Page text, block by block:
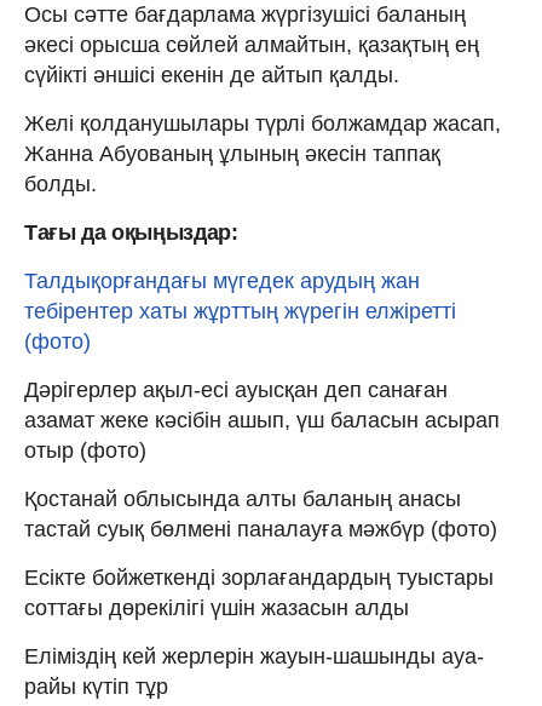
Осы сәтте бағдарлама жүргізушісі баланың
әкесі орысша сөйлей алмайтын, қазақтың ең
сүйікті әншісі екенін де айтып қалды.
Желі қолданушылары түрлі болжамдар жасап,
Жанна Абуованың ұлының әкесін таппақ
болды.
Тағы да оқыңыздар:
Талдықорғандағы мүгедек арудың жан
тебірентер хаты жұрттың жүрегін елжіретті
(фото)
Дәрігерлер ақыл-есі ауысқан деп санаған
азамат жеке кәсібін ашып, үш баласын асырап
отыр (фото)
Қостанай облысында алты баланың анасы
тастай суық бөлмені паналауға мәжбүр (фото)
Есікте бойжеткенді зорлағандардың туыстары
соттағы дөрекілігі үшін жазасын алды
Еліміздің кей жерлерін жауын-шашынды ауа-
райы күтіп тұр